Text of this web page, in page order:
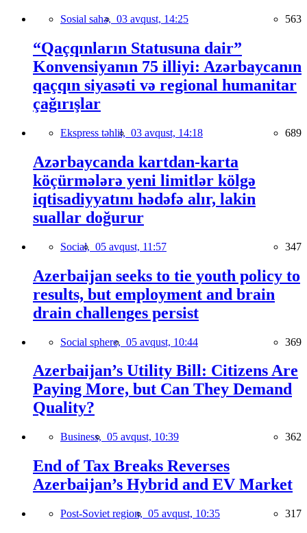
Sosial sahə, 03 avqust, 14:25 563
“Qaçqınların Statusuna dair”
Konvensiyanın 75 illiyi: Azərbaycanın
qaçqın siyasəti və regional humanitar
çağırışlar
Ekspress təhlil, 03 avqust, 14:18 689
Azərbaycanda kartdan-karta
köçürmələrə yeni limitlər kölgə
iqtisadiyyatını hədəfə alır, lakin
suallar doğurur
Social, 05 avqust, 11:57 347
Azerbaijan seeks to tie youth policy to
results, but employment and brain
drain challenges persist
Social sphere, 05 avqust, 10:44 369
Azerbaijan’s Utility Bill: Citizens Are
Paying More, but Can They Demand
Quality?
Business, 05 avqust, 10:39 362
End of Tax Breaks Reverses
Azerbaijan’s Hybrid and EV Market
Post-Soviet region, 05 avqust, 10:35 317